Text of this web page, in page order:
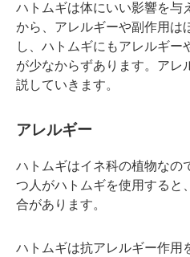
ハトムギは体にいい影響を与
から、アレルギーや副作用は
し、ハトムギにもアレルギー
が少なからずあります。アレ
説していきます。
アレルギー
ハトムギはイネ科の植物なの
つ人がハトムギを使用すると
合があります。
ハトムギは抗アレルギー作用